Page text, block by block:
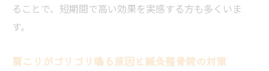
ることで、短期間で高い効果を実感する方も多くいま
す。
肩こりがゴリゴリ鳴る原因と鍼灸整骨院の対策